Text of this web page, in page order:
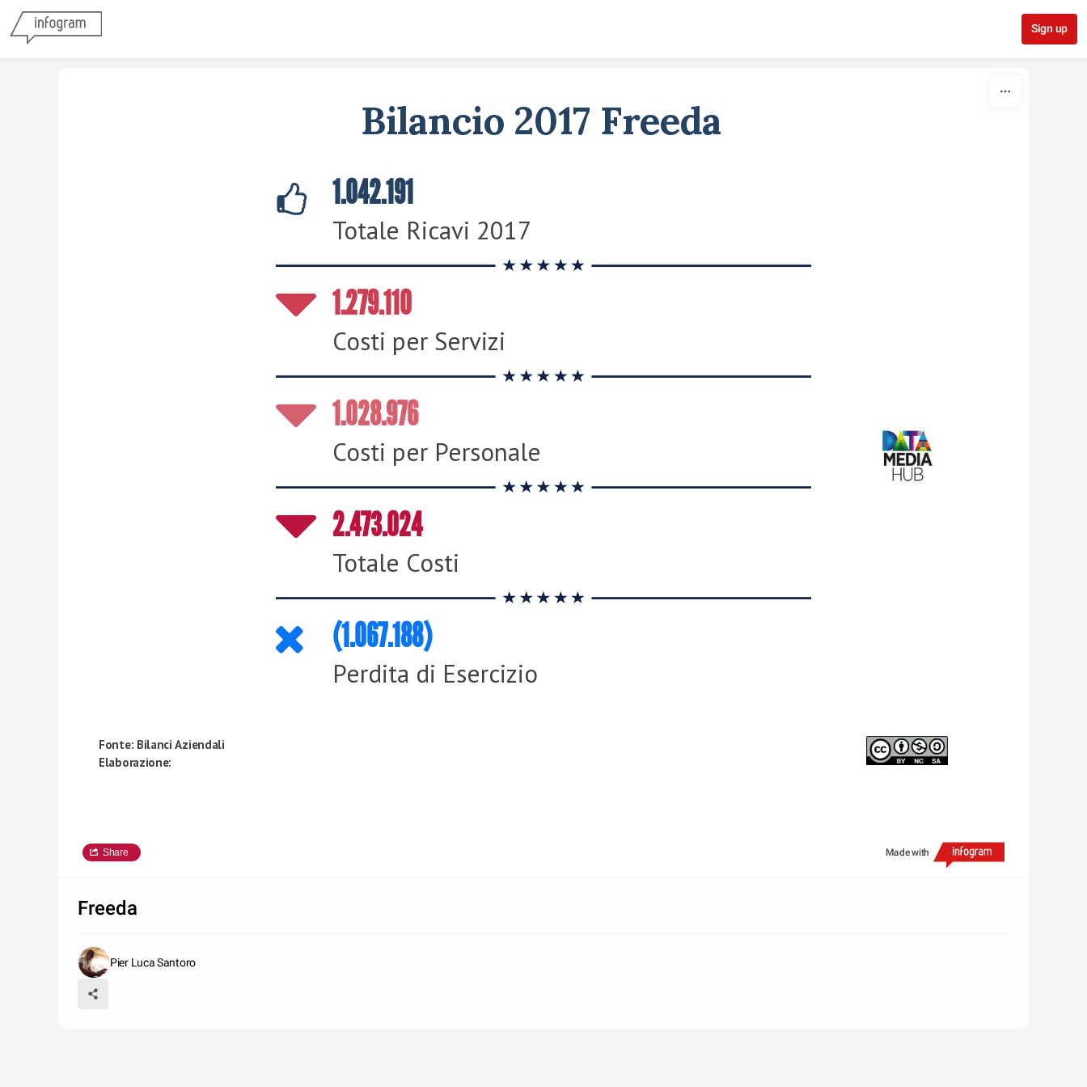
Sign up
Bilancio 2017 Freeda
1.042.191
Totale Ricavi 2017
1.279.110
Costi per Servizi
1.028.976
Costi per Personale
2.473.024
Totale Costi
(1.067.188)
Perdita di Esercizio
Fonte: Bilanci Aziendali
Elaborazione:
Share Made with
Freeda
Pier Luca Santoro